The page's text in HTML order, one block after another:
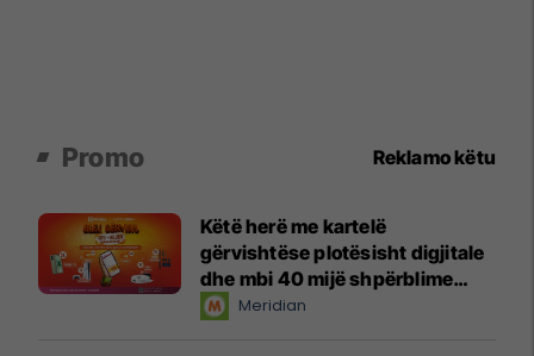
Promo Reklamo këtu
Këtë herë me kartelë
gërvishtëse plotësisht digjitale
dhe mbi 40 mijë shpërblime
instant!Meridian